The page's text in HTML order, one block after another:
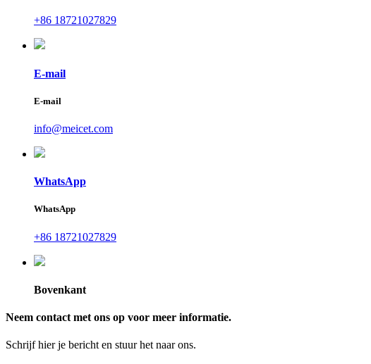
+86 18721027829
E-mail
E-mail
info@meicet.com
WhatsApp
WhatsApp
+86 18721027829
Bovenkant
Neem contact met ons op voor meer informatie.
Schrijf hier je bericht en stuur het naar ons.